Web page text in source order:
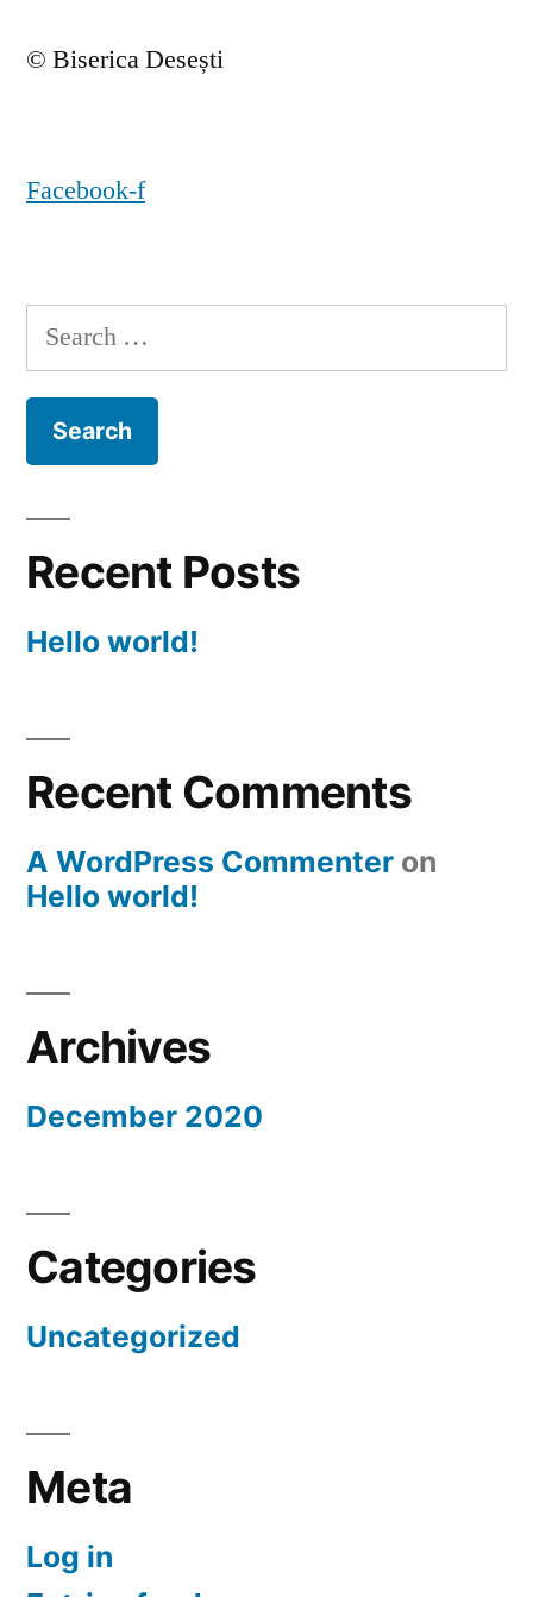
© Biserica Desești
Facebook-f
Search
for:
Recent Posts
Hello world!
Recent Comments
A WordPress Commenter on
Hello world!
Archives
December 2020
Categories
Uncategorized
Meta
Log in